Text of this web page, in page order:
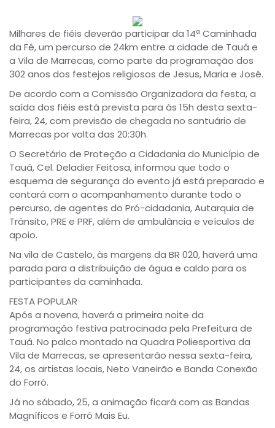
Milhares de fiéis deverão participar da 14ª Caminhada
da Fé, um percurso de 24km entre a cidade de Tauá e
a Vila de Marrecas, como parte da programação dos
302 anos dos festejos religiosos de Jesus, Maria e José.
De acordo com a Comissão Organizadora da festa, a
saída dos fiéis está prevista para ás 15h desta sexta-
feira, 24, com previsão de chegada no santuário de
Marrecas por volta das 20:30h.
O Secretário de Proteção a Cidadania do Município de
Tauá, Cel. Deladier Feitosa, informou que todo o
esquema de segurança do evento já está preparado e
contará com o acompanhamento durante todo o
percurso, de agentes do Pró-cidadania, Autarquia de
Trânsito, PRE e PRF, além de ambulância e veículos de
apoio.
Na vila de Castelo, às margens da BR 020, haverá uma
parada para a distribuição de água e caldo para os
participantes da caminhada.
FESTA POPULAR
Após a novena, haverá a primeira noite da
programação festiva patrocinada pela Prefeitura de
Tauá. No palco montado na Quadra Poliesportiva da
Vila de Marrecas, se apresentarão nessa sexta-feira,
24, os artistas locais, Neto Vaneirão e Banda Conexão
do Forró.
Já no sábado, 25, a animação ficará com as Bandas
Magníficos e Forró Mais Eu.